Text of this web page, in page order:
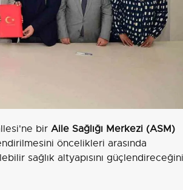
bir Aile Sağlığı Merkezi (ASM)
öncelikleri arasında
sağlık altyapısını güçlendireceğini